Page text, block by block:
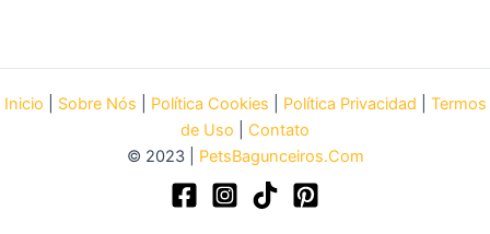
Inicio Sobre Nós Política Cookies Política Privacidad
Termos
de Uso
Contato
© 2023 | PetsBagunceiros.Com